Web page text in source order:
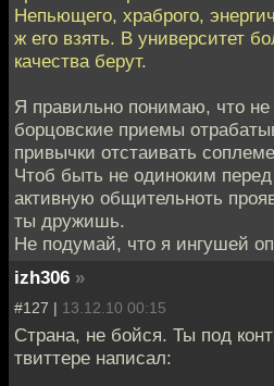
Непьющего, храброго,
ж его взять. В университет
качества берут.
Я правильно понимаю, что не
борцовские приемы
привычки отстаивать
Чтоб быть не одиноким
активную общительноть
ты дружишь.
Не подумай, что я ингушей
izh306 »
#127 | 13.12.10 00:15
Страна, не бойся. Ты под
твиттере написал: